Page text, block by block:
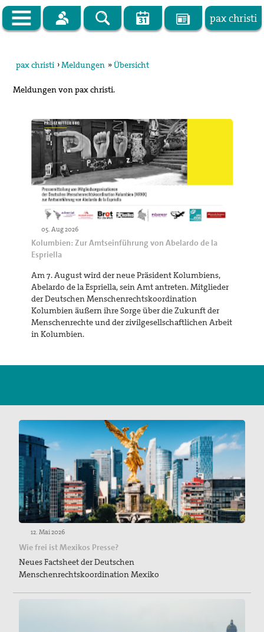
pax christi
Themen
Kampagnen
Publikationen
Facebook
Impressum
Suche
pax christi ›Meldungen »Übersicht
Meldungen von pax christi.
05. Aug 2026
Kolumbien: Zur Amtseinführung von Abelardo de la
Espriella
Am 7. August wird der neue Präsident Kolumbiens,
Abelardo de la Espriella, sein Amt antreten. Mitglieder
der Deutschen Menschenrechtskoordination
Kolumbien äußern ihre Sorge über die Zukunft der
Menschenrechte und der zivilgesellschaftlichen Arbeit
in Kolumbien.
12. Mai 2026
Wie frei ist Mexikos Presse?
Neues Factsheet der Deutschen
Menschenrechtskoordination Mexiko